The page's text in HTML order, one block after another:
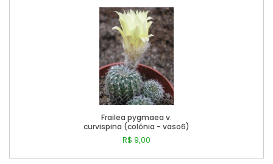
Frailea pygmaea v.
curvispina (colônia - vaso6)
R$ 9,00